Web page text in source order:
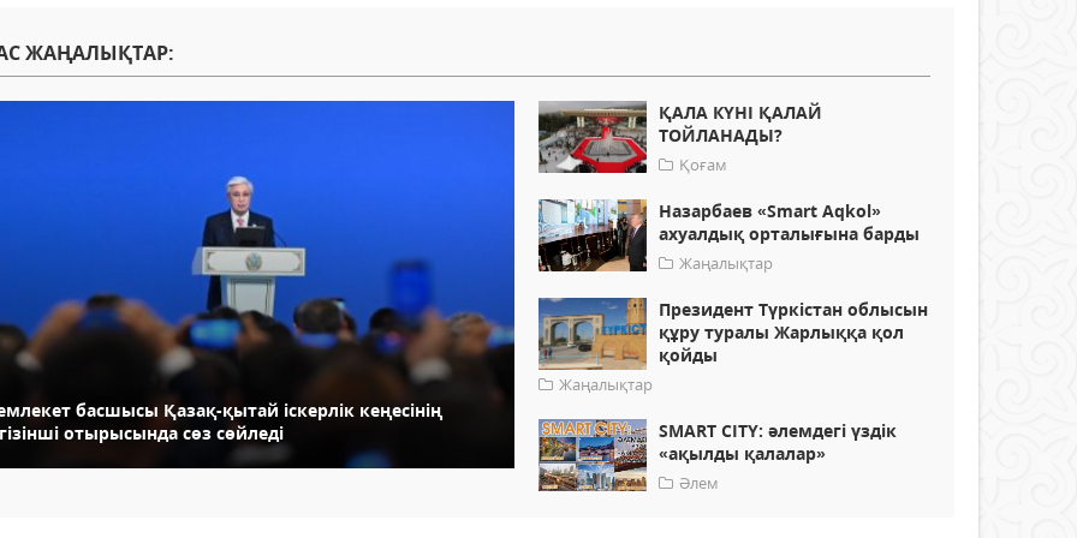
ЖАҢАЛЫҚТАР:
басшысы Қазақ-қытай іскерлік кеңесінің
отырысында сөз сөйледі
ҚАЛА КҮНІ ҚАЛАЙ
ТОЙЛАНАДЫ?
Қоғам
Назарбаев «Smart Aqkol»
ахуалдық орталығына барды
Жаңалықтар
Президент Түркістан облысын
құру туралы Жарлыққа қол
қойды
Жаңалықтар
SMART CITY: әлемдегі үздік
«ақылды қалалар»
Әлем